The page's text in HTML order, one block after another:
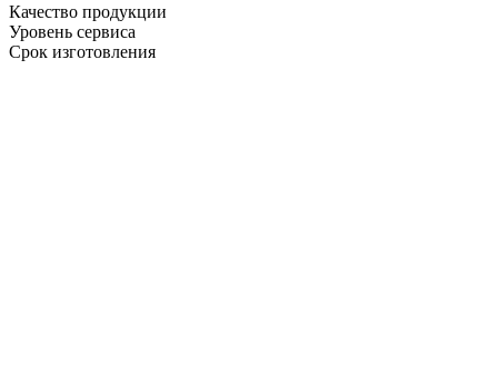
Качество продукции
Уровень сервиса
Срок изготовления